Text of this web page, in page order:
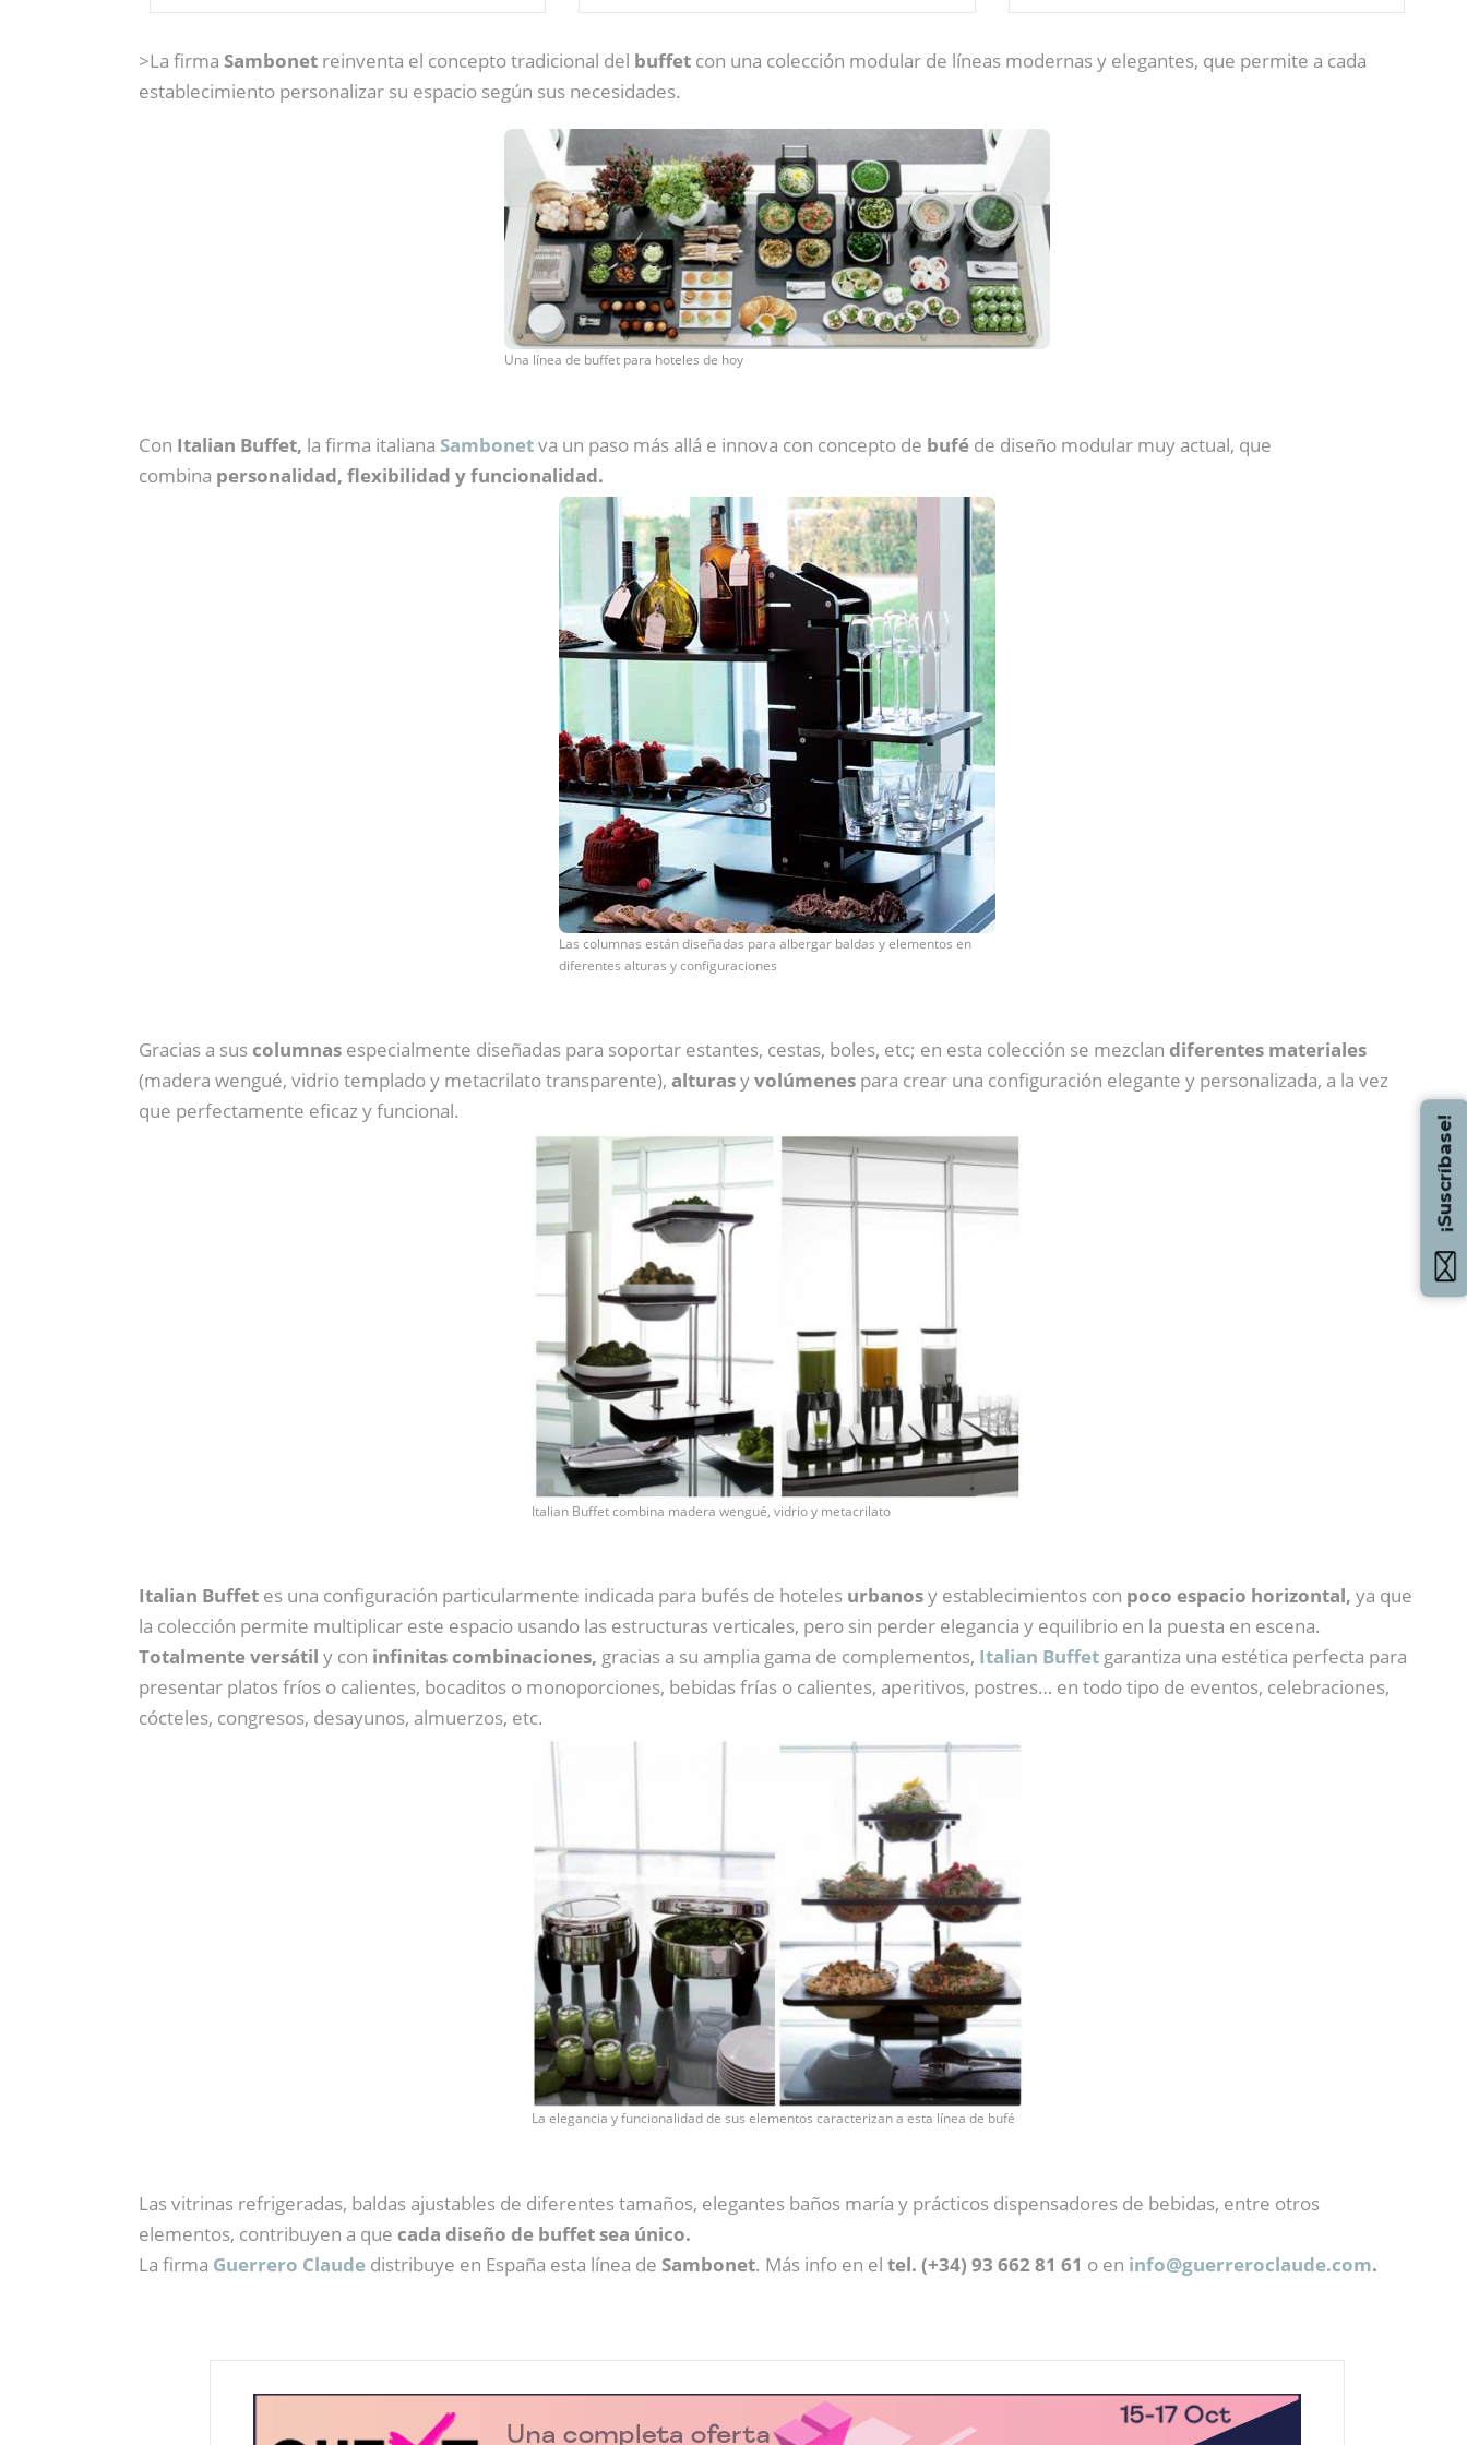
>La firma Sambonet reinventa el concepto tradicional del buffet con una colección modular de líneas modernas y elegantes, que permite a cada
establecimiento personalizar su espacio según sus necesidades.
Una línea de buffet para hoteles de hoy
Con Italian Buffet, la firma italiana Sambonetva un paso más allá e innova con concepto de bufé de diseño modular muy actual, que
combina personalidad, flexibilidad y funcionalidad.
Las columnas están diseñadas para albergar baldas y elementos en
diferentes alturas y configuraciones
Gracias a suscolumnas especialmente diseñadas para soportar estantes, cestas, boles, etc; en esta colección se mezclan diferentes materiales
(madera wengué, vidrio templado y metacrilato transparente), alturasyvolúmenes para crear una configuración elegante y personalizada, a la vez
que perfectamente eficaz y funcional.
Italian Buffet combina madera wengué, vidrio y metacrilato
Italian Buffet es una configuración particularmente indicada para bufés de hoteles urbanosy establecimientos con poco espacio horizontal, ya que
la colección permite multiplicar este espacio usando las estructuras verticales, pero sin perder elegancia y equilibrio en la puesta en escena.
Totalmente versátil y con infinitas combinaciones, gracias a su amplia gama de complementos, Italian Buffet garantiza una estética perfecta para
presentar platos fríos o calientes, bocaditos o monoporciones, bebidas frías o calientes, aperitivos, postres… en todo tipo de eventos, celebraciones,
cócteles, congresos, desayunos, almuerzos, etc.
La elegancia y funcionalidad de sus elementos caracterizan a esta línea de bufé
Las vitrinas refrigeradas, baldas ajustables de diferentes tamaños, elegantes baños maría y prácticos dispensadores de bebidas, entre otros
elementos, contribuyen a que cada diseño de buffet sea único.
La firma Guerrero Claude distribuye en España esta línea de Sambonet. Más info en el tel. (+34) 93 662 81 61 o en info@guerreroclaude.com.
¡Suscríbase!